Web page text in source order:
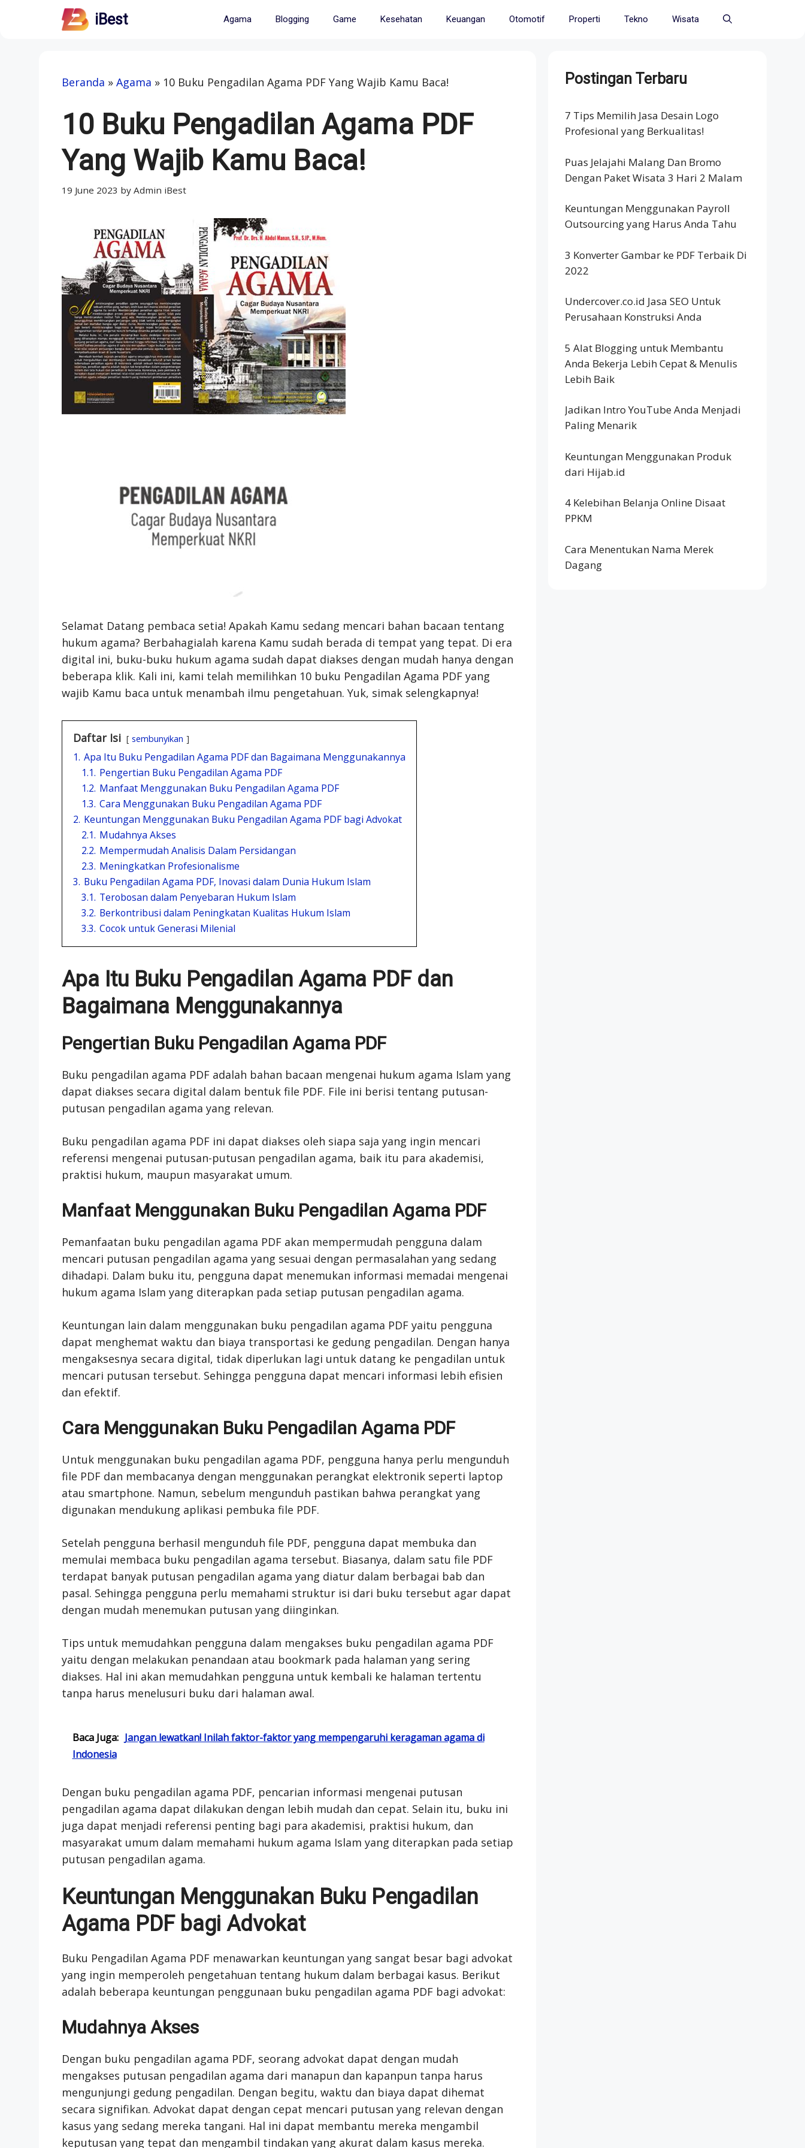
iBest Agama Blogging Game Kesehatan Keuangan Otomotif Properti Tekno Wisata
Beranda » Agama » 10 Buku Pengadilan Agama PDF Yang Wajib Kamu Baca!
10 Buku Pengadilan Agama PDF
Yang Wajib Kamu Baca!
19 June 2023 by Admin iBest
Selamat Datang pembaca setia! Apakah Kamu sedang mencari bahan bacaan tentang
hukum agama? Berbahagialah karena Kamu sudah berada di tempat yang tepat. Di era
digital ini, buku-buku hukum agama sudah dapat diakses dengan mudah hanya dengan
beberapa klik. Kali ini, kami telah memilihkan 10 buku Pengadilan Agama PDF yang
wajib Kamu baca untuk menambah ilmu pengetahuan. Yuk, simak selengkapnya!
Daftar Isi sembunyikan
1. Apa Itu Buku Pengadilan Agama PDF dan Bagaimana Menggunakannya
1.1. Pengertian Buku Pengadilan Agama PDF
1.2. Manfaat Menggunakan Buku Pengadilan Agama PDF
1.3. Cara Menggunakan Buku Pengadilan Agama PDF
2. Keuntungan Menggunakan Buku Pengadilan Agama PDF bagi Advokat
2.1. Mudahnya Akses
2.2. Mempermudah Analisis Dalam Persidangan
2.3. Meningkatkan Profesionalisme
3. Buku Pengadilan Agama PDF, Inovasi dalam Dunia Hukum Islam
3.1. Terobosan dalam Penyebaran Hukum Islam
3.2. Berkontribusi dalam Peningkatan Kualitas Hukum Islam
3.3. Cocok untuk Generasi Milenial
Apa Itu Buku Pengadilan Agama PDF dan
Bagaimana Menggunakannya
Pengertian Buku Pengadilan Agama PDF
Buku pengadilan agama PDF adalah bahan bacaan mengenai hukum agama Islam yang
dapat diakses secara digital dalam bentuk file PDF. File ini berisi tentang putusan-
putusan pengadilan agama yang relevan.
Buku pengadilan agama PDF ini dapat diakses oleh siapa saja yang ingin mencari
referensi mengenai putusan-putusan pengadilan agama, baik itu para akademisi,
praktisi hukum, maupun masyarakat umum.
Manfaat Menggunakan Buku Pengadilan Agama PDF
Pemanfaatan buku pengadilan agama PDF akan mempermudah pengguna dalam
mencari putusan pengadilan agama yang sesuai dengan permasalahan yang sedang
dihadapi. Dalam buku itu, pengguna dapat menemukan informasi memadai mengenai
hukum agama Islam yang diterapkan pada setiap putusan pengadilan agama.
Keuntungan lain dalam menggunakan buku pengadilan agama PDF yaitu pengguna
dapat menghemat waktu dan biaya transportasi ke gedung pengadilan. Dengan hanya
mengaksesnya secara digital, tidak diperlukan lagi untuk datang ke pengadilan untuk
mencari putusan tersebut. Sehingga pengguna dapat mencari informasi lebih efisien
dan efektif.
Cara Menggunakan Buku Pengadilan Agama PDF
Untuk menggunakan buku pengadilan agama PDF, pengguna hanya perlu mengunduh
file PDF dan membacanya dengan menggunakan perangkat elektronik seperti laptop
atau smartphone. Namun, sebelum mengunduh pastikan bahwa perangkat yang
digunakan mendukung aplikasi pembuka file PDF.
Setelah pengguna berhasil mengunduh file PDF, pengguna dapat membuka dan
memulai membaca buku pengadilan agama tersebut. Biasanya, dalam satu file PDF
terdapat banyak putusan pengadilan agama yang diatur dalam berbagai bab dan
pasal. Sehingga pengguna perlu memahami struktur isi dari buku tersebut agar dapat
dengan mudah menemukan putusan yang diinginkan.
Tips untuk memudahkan pengguna dalam mengakses buku pengadilan agama PDF
yaitu dengan melakukan penandaan atau bookmark pada halaman yang sering
diakses. Hal ini akan memudahkan pengguna untuk kembali ke halaman tertentu
tanpa harus menelusuri buku dari halaman awal.
Baca Juga: Jangan lewatkan! Inilah faktor-faktor yang mempengaruhi keragaman agama di
Indonesia
Dengan buku pengadilan agama PDF, pencarian informasi mengenai putusan
pengadilan agama dapat dilakukan dengan lebih mudah dan cepat. Selain itu, buku ini
juga dapat menjadi referensi penting bagi para akademisi, praktisi hukum, dan
masyarakat umum dalam memahami hukum agama Islam yang diterapkan pada setiap
putusan pengadilan agama.
Keuntungan Menggunakan Buku Pengadilan
Agama PDF bagi Advokat
Buku Pengadilan Agama PDF menawarkan keuntungan yang sangat besar bagi advokat
yang ingin memperoleh pengetahuan tentang hukum dalam berbagai kasus. Berikut
adalah beberapa keuntungan penggunaan buku pengadilan agama PDF bagi advokat:
Mudahnya Akses
Dengan buku pengadilan agama PDF, seorang advokat dapat dengan mudah
mengakses putusan pengadilan agama dari manapun dan kapanpun tanpa harus
mengunjungi gedung pengadilan. Dengan begitu, waktu dan biaya dapat dihemat
secara signifikan. Advokat dapat dengan cepat mencari putusan yang relevan dengan
kasus yang sedang mereka tangani. Hal ini dapat membantu mereka mengambil
keputusan yang tepat dan mengambil tindakan yang akurat dalam kasus mereka.
Postingan Terbaru
7 Tips Memilih Jasa Desain Logo
Profesional yang Berkualitas!
Puas Jelajahi Malang Dan Bromo
Dengan Paket Wisata 3 Hari 2 Malam
Keuntungan Menggunakan Payroll
Outsourcing yang Harus Anda Tahu
3 Konverter Gambar ke PDF Terbaik Di
2022
Undercover.co.id Jasa SEO Untuk
Perusahaan Konstruksi Anda
5 Alat Blogging untuk Membantu
Anda Bekerja Lebih Cepat & Menulis
Lebih Baik
Jadikan Intro YouTube Anda Menjadi
Paling Menarik
Keuntungan Menggunakan Produk
dari Hijab.id
4 Kelebihan Belanja Online Disaat
PPKM
Cara Menentukan Nama Merek
Dagang